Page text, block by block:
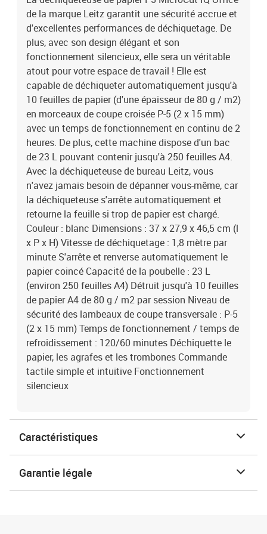
de la marque Leitz garantit une sécurité accrue et
d'excellentes performances de déchiquetage. De
plus, avec son design élégant et son
fonctionnement silencieux, elle sera un véritable
atout pour votre espace de travail ! Elle est
capable de déchiqueter automatiquement jusqu'à
10 feuilles de papier (d'une épaisseur de 80 g / m2)
en morceaux de coupe croisée P-5 (2 x 15 mm)
avec un temps de fonctionnement en continu de 2
heures. De plus, cette machine dispose d'un bac
de 23 L pouvant contenir jusqu'à 250 feuilles A4.
Avec la déchiqueteuse de bureau Leitz, vous
n'avez jamais besoin de dépanner vous-même, car
la déchiqueteuse s'arrête automatiquement et
retourne la feuille si trop de papier est chargé.
Couleur : blanc Dimensions : 37 x 27,9 x 46,5 cm (l
x P x H) Vitesse de déchiquetage : 1,8 mètre par
minute S'arrête et renverse automatiquement le
papier coincé Capacité de la poubelle : 23 L
(environ 250 feuilles A4) Détruit jusqu'à 10 feuilles
de papier A4 de 80 g / m2 par session Niveau de
sécurité des lambeaux de coupe transversale : P-5
(2 x 15 mm) Temps de fonctionnement / temps de
refroidissement : 120/60 minutes Déchiquette le
papier, les agrafes et les trombones Commande
tactile simple et intuitive Fonctionnement
silencieux
Caractéristiques
Garantie légale